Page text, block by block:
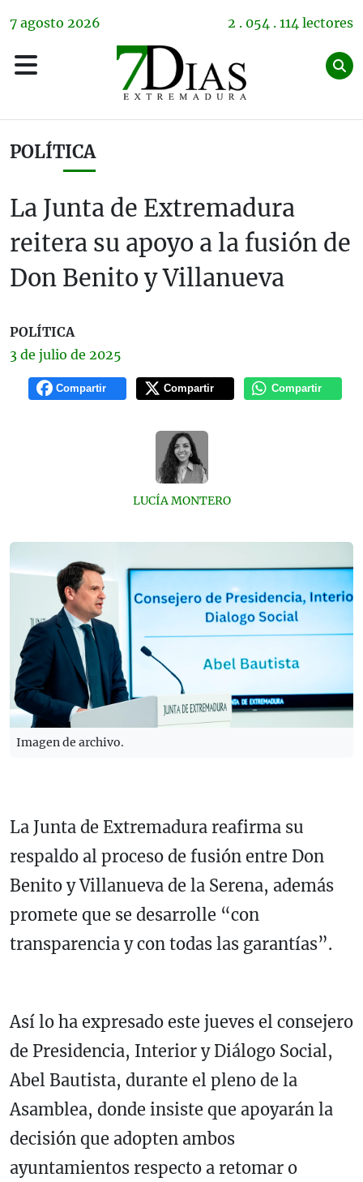
7 agosto 2026 2 . 054 . 114 lectores
POLÍTICA
La Junta de Extremadura
reitera su apoyo a la fusión de
Don Benito y Villanueva
POLÍTICA
3 de julio de 2025
Compartir Compartir Compartir
LUCÍA MONTERO
Imagen de archivo.
La Junta de Extremadura reafirma su
respaldo al proceso de fusión entre Don
Benito y Villanueva de la Serena, además
promete que se desarrolle “con
transparencia y con todas las garantías”.
Así lo ha expresado este jueves el consejero
de Presidencia, Interior y Diálogo Social,
Abel Bautista, durante el pleno de la
Asamblea, donde insiste que apoyarán la
decisión que adopten ambos
ayuntamientos respecto a retomar o